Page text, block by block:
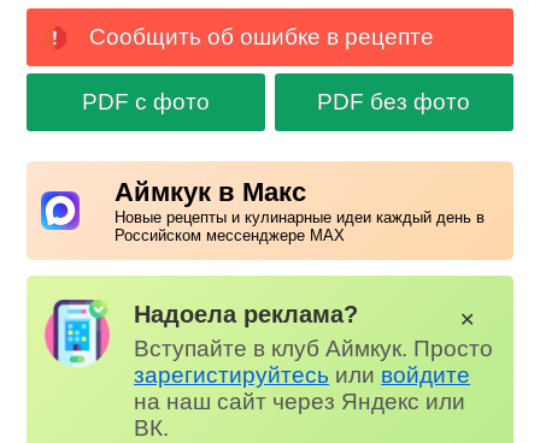
Сообщить об ошибке в рецепте
PDF с фото PDF без фото
Аймкук в Макс
Новые рецепты и кулинарные идеи каждый день в
Российском мессенджере MAX
Надоела реклама?
Вступайте в клуб Аймкук. Просто
зарегистируйтесь или войдите
на наш сайт через Яндекс или
ВК.
✕